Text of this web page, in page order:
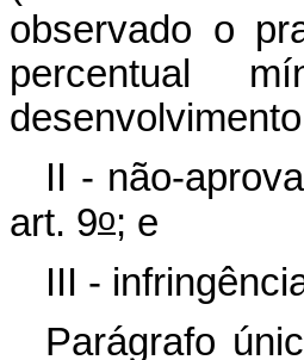
observado o
percentual
II - não-
art. 9o; e
III -
Parágrafo